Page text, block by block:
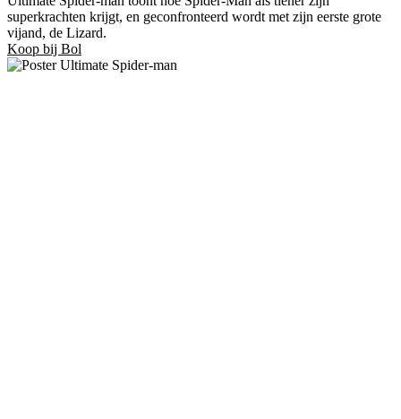
superkrachten krijgt, en geconfronteerd wordt met zijn eerste grote
vijand, de Lizard.
Koop bij Bol